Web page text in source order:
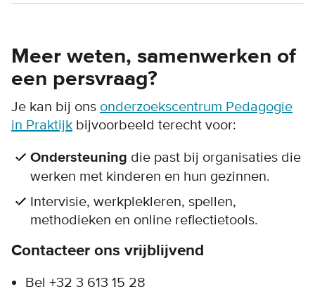
Meer weten, samenwerken of
een persvraag?
Je kan bij ons onderzoekscentrum Pedagogie
in Praktijk bijvoorbeeld terecht voor:
Ondersteuning die past bij organisaties die
werken met kinderen en hun gezinnen.
Intervisie, werkplekleren, spellen,
methodieken en online reflectietools.
Contacteer ons vrijblijvend
Bel +32 3 613 15 28